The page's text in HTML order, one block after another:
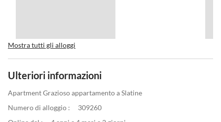
Mostra tutti gli alloggi
Ulteriori informazioni
Apartment Grazioso appartamento a Slatine
Numero di alloggio :
309260